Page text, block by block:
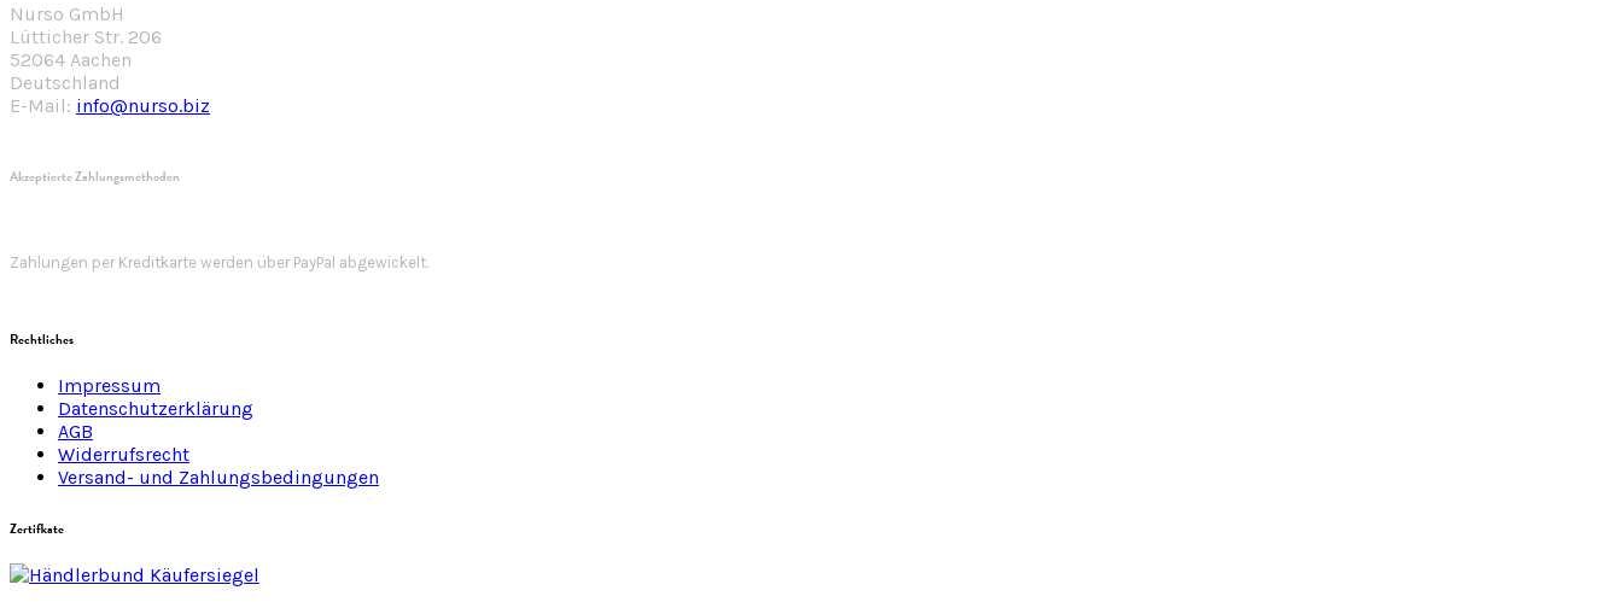
Nurso GmbH
Lütticher Str. 206
52064 Aachen
Deutschland
E-Mail: info@nurso.biz
Akzeptierte Zahlungsmethoden
Zahlungen per Kreditkarte werden über PayPal abgewickelt.
Rechtliches
Impressum
Datenschutzerklärung
AGB
Widerrufsrecht
Versand- und Zahlungsbedingungen
Zertifkate